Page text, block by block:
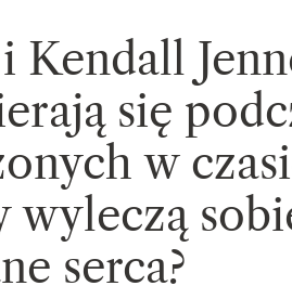
Kendall
się
w
wyleczą
serca?